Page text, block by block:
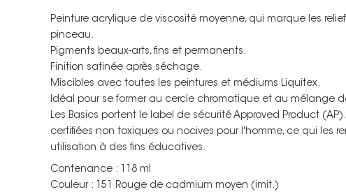
Peinture acrylique de viscosité moyenne, qui marque les
pinceau.
Pigments beaux-arts, fins et permanents.
Finition satinée après séchage.
Miscibles avec toutes les peintures et médiums Liquitex.
Idéal pour se former au cercle chromatique et au mélange
Les Basics portent le label de sécurité Approved Product
certifiées non toxiques ou nocives pour l'homme, ce qui les
utilisation à des fins éducatives.
Contenance : 118 ml
Couleur : 151 Rouge de cadmium moyen (imit.)